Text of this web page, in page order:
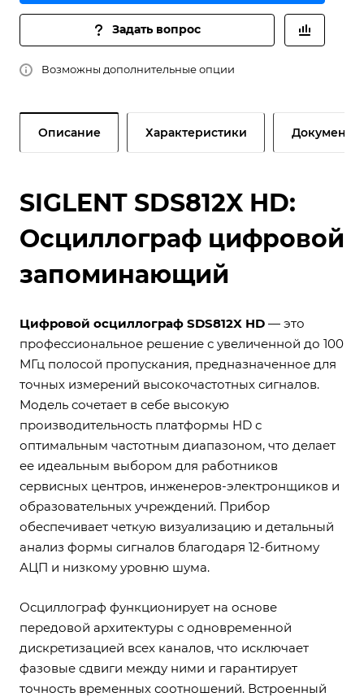
Задать вопрос
Возможны дополнительные опции
Описание Характеристики Документы
SIGLENT SDS812X HD:
Осциллограф цифровой
запоминающий
Цифровой осциллограф SDS812X HD — это
профессиональное решение с увеличенной до 100
МГц полосой пропускания, предназначенное для
точных измерений высокочастотных сигналов.
Модель сочетает в себе высокую
производительность платформы HD с
оптимальным частотным диапазоном, что делает
ее идеальным выбором для работников
сервисных центров, инженеров-электронщиков и
образовательных учреждений. Прибор
обеспечивает четкую визуализацию и детальный
анализ формы сигналов благодаря 12-битному
АЦП и низкому уровню шума.
Осциллограф функционирует на основе
передовой архитектуры с одновременной
дискретизацией всех каналов, что исключает
фазовые сдвиги между ними и гарантирует
точность временных соотношений. Встроенный